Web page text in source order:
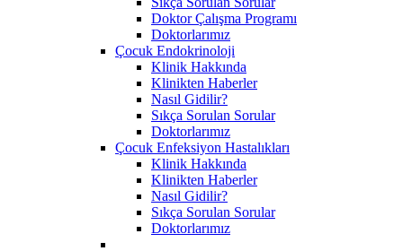
Doktor Çalışma Programı
Doktorlarımız
Çocuk Endokrinoloji
Klinik Hakkında
Klinikten Haberler
Nasıl Gidilir?
Sıkça Sorulan Sorular
Doktorlarımız
Çocuk Enfeksiyon Hastalıkları
Klinik Hakkında
Klinikten Haberler
Nasıl Gidilir?
Sıkça Sorulan Sorular
Doktorlarımız